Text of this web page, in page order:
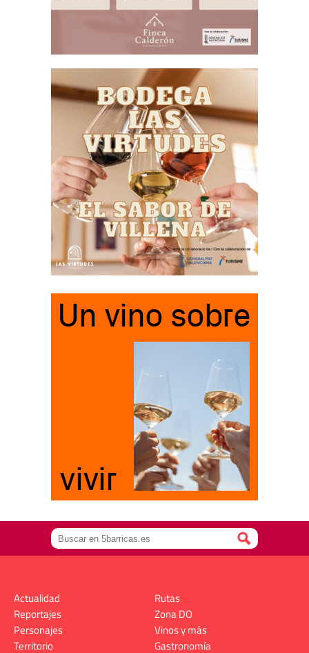
Actualidad
Reportajes
Personajes
Territorio
Rutas
Zona DO
Vinos y más
Gastronomía